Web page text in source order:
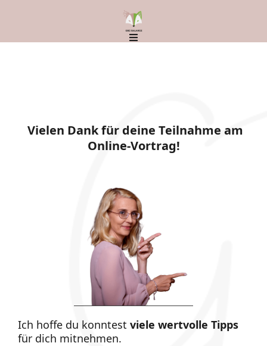
Vielen Dank für deine Teilnahme am
Online-Vortrag!
Ich hoffe du konntest viele wertvolle Tipps
für dich mitnehmen.